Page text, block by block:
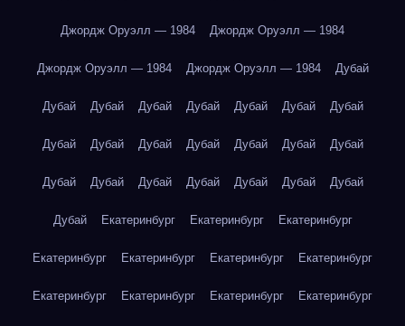
Джордж Оруэлл — 1984 Джордж Оруэлл — 1984
Джордж Оруэлл — 1984 Джордж Оруэлл — 1984 Дубай
Дубай Дубай Дубай Дубай Дубай Дубай Дубай
Дубай Дубай Дубай Дубай Дубай Дубай Дубай
Дубай Дубай Дубай Дубай Дубай Дубай Дубай
Дубай Екатеринбург Екатеринбург Екатеринбург
Екатеринбург Екатеринбург Екатеринбург Екатеринбург
Екатеринбург Екатеринбург Екатеринбург Екатеринбург